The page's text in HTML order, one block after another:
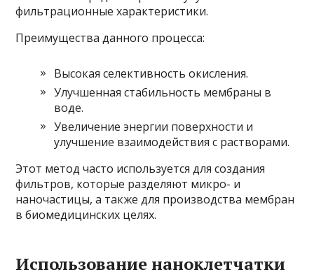
фильтрационные характеристики.
Преимущества данного процесса:
Высокая селективность окисления.
Улучшенная стабильность мембраны в
воде.
Увеличение энергии поверхности и
улучшение взаимодействия с растворами.
Этот метод часто используется для создания
фильтров, которые разделяют микро- и
наночастицы, а также для производства мембран
в биомедицинских целях.
Использование наноклетчатки